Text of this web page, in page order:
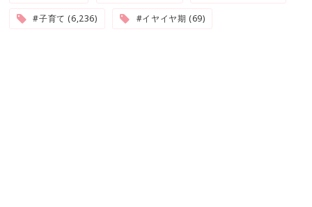
#子育て (6,236) #イヤイヤ期 (69)